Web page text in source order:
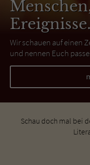
Ereignisse.
Wir schauen auf einen
und nennen Euch
Schau doch mal bei